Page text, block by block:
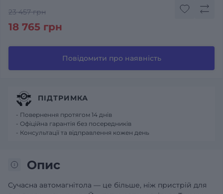
23 457 грн
18 765 грн
Повідомити про наявність
Опис
Сучасна автомагнітола — це більше, ніж пристрій для
ПІДТРИМКА
- Повернення протягом 14 днів
- Офіційна гарантія без посередників
- Консультації та відправлення кожен день